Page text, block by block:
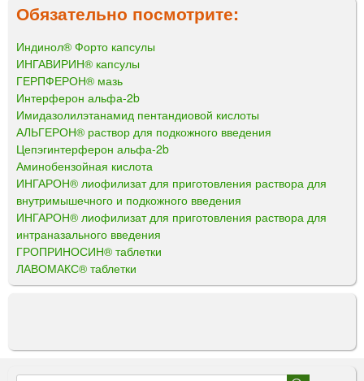
Обязательно посмотрите:
Индинол® Форто капсулы
ИНГАВИРИН® капсулы
ГЕРПФЕРОН® мазь
Интерферон альфа-2b
Имидазолилэтанамид пентандиовой кислоты
АЛЬГЕРОН® раствор для подкожного введения
Цепэгинтерферон альфа-2b
Аминобензойная кислота
ИНГАРОН® лиофилизат для приготовления раствора для
внутримышечного и подкожного введения
ИНГАРОН® лиофилизат для приготовления раствора для
интраназального введения
ГРОПРИНОСИН® таблетки
ЛАВОМАКС® таблетки